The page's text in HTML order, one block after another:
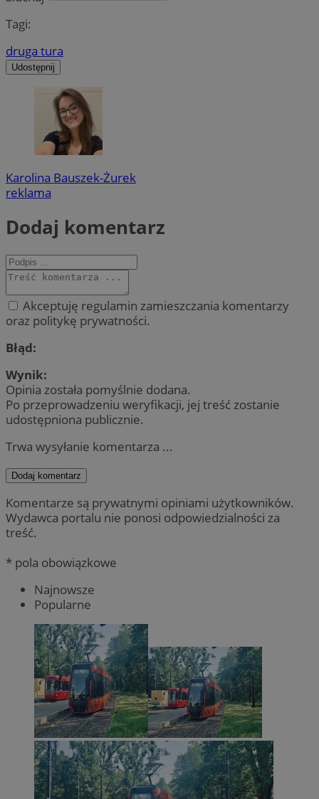
Tagi:
druga tura
Udostępnij
Karolina Bauszek-Żurek
reklama
Dodaj komentarz
Akceptuję regulamin zamieszczania komentarzy
oraz politykę prywatności.
Błąd:
Wynik:
Opinia została pomyślnie dodana.
Po przeprowadzeniu weryfikacji, jej treść zostanie
udostępniona publicznie.
Trwa wysyłanie komentarza ...
Dodaj komentarz
Komentarze są prywatnymi opiniami użytkowników.
Wydawca portalu nie ponosi odpowiedzialności za
treść.
* pola obowiązkowe
Najnowsze
Popularne